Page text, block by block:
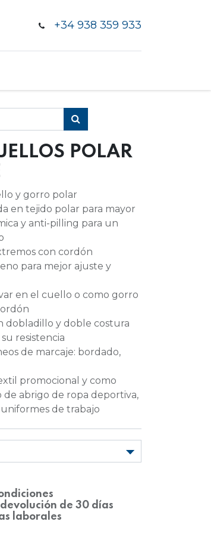
+34 938 359 933
POLAR
y gorro polar
en tejido polar para mayor
y anti-pilling para un
con cordón
para mejor ajuste y
en el cuello o como gorro
dobladillo y doble costura
resistencia
de marcaje: bordado,
promocional y como
abrigo de ropa deportiva,
de trabajo
de 30 días
laborales